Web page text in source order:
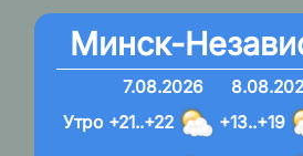
Минск-
7.08.2026
+21..+22
+13..+19
Утро